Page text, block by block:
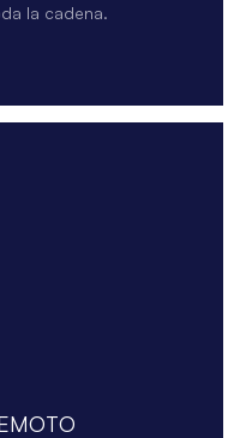
la cadena.